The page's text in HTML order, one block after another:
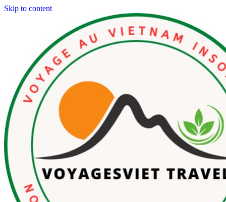
Skip to content